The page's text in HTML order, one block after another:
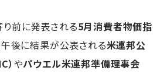
前に発表される5月消費者物価指
後に結果が公表される米連邦公
） やパウエル米連邦準備理事会